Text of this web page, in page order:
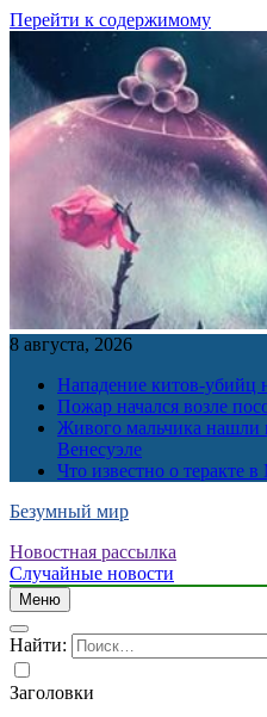
Перейти к содержимому
8 августа, 2026
Нападение китов-убийц
Пожар начался возле
Живого мальчика нашли
Венесуэле
Что известно о теракте
Безумный мир
Новостная рассылка
Случайные новости
Меню
Найти:
Заголовки